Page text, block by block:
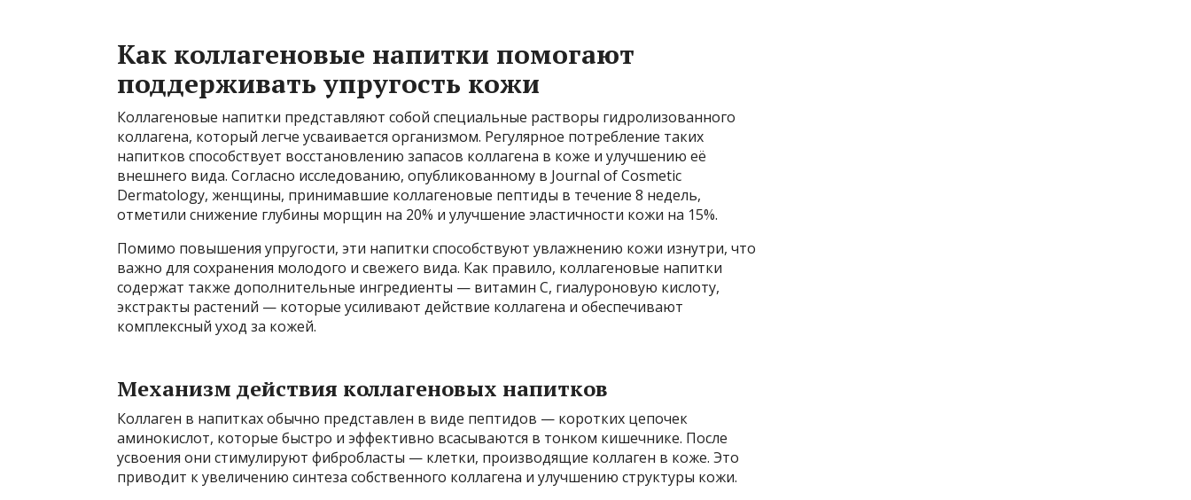
Как коллагеновые напитки помогают
поддерживать упругость кожи
Коллагеновые напитки представляют собой специальные растворы гидролизованного
коллагена, который легче усваивается организмом. Регулярное потребление таких
напитков способствует восстановлению запасов коллагена в коже и улучшению её
внешнего вида. Согласно исследованию, опубликованному в Journal of Cosmetic
Dermatology, женщины, принимавшие коллагеновые пептиды в течение 8 недель,
отметили снижение глубины морщин на 20% и улучшение эластичности кожи на 15%.
Помимо повышения упругости, эти напитки способствуют увлажнению кожи изнутри, что
важно для сохранения молодого и свежего вида. Как правило, коллагеновые напитки
содержат также дополнительные ингредиенты — витамин C, гиалуроновую кислоту,
экстракты растений — которые усиливают действие коллагена и обеспечивают
комплексный уход за кожей.
Механизм действия коллагеновых напитков
Коллаген в напитках обычно представлен в виде пептидов — коротких цепочек
аминокислот, которые быстро и эффективно всасываются в тонком кишечнике. После
усвоения они стимулируют фибробласты — клетки, производящие коллаген в коже. Это
приводит к увеличению синтеза собственного коллагена и улучшению структуры кожи.